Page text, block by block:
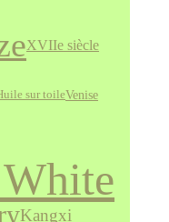
XVIIe siècle
sur toileVenise
Kangxi